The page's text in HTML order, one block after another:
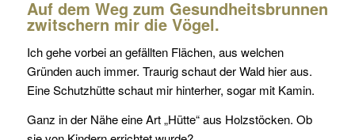
Auf dem Weg zum Gesundheitsbrunnen
zwitschern mir die Vögel.
Ich gehe vorbei an gefällten Flächen, aus welchen
Gründen auch immer. Traurig schaut der Wald hier aus.
Eine Schutzhütte schaut mir hinterher, sogar mit Kamin.
Ganz in der Nähe eine Art „Hütte“ aus Holzstöcken. Ob